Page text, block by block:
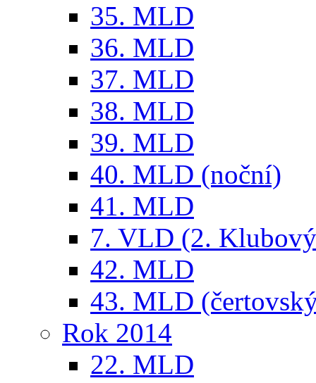
35. MLD
36. MLD
37. MLD
38. MLD
39. MLD
40. MLD (noční)
41. MLD
7. VLD (2.
42. MLD
43. MLD
Rok 2014
22. MLD